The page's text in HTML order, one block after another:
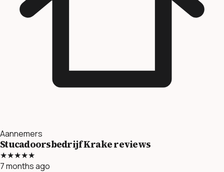
Aannemers
Stucadoorsbedrijf Krake reviews
★★★★★
7 months ago